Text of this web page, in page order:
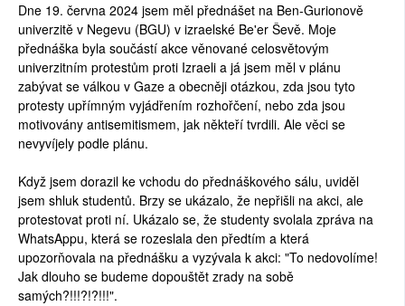
Dne 19. června 2024 jsem měl přednášet na Ben-Gurionově
univerzitě v Negevu (BGU) v izraelské Be'er Ševě. Moje
přednáška byla součástí akce věnované celosvětovým
univerzitním protestům proti Izraeli a já jsem měl v plánu
zabývat se válkou v Gaze a obecněji otázkou, zda jsou tyto
protesty upřímným vyjádřením rozhořčení, nebo zda jsou
motivovány antisemitismem, jak někteří tvrdili. Ale věci se
nevyvíjely podle plánu.
Když jsem dorazil ke vchodu do přednáškového sálu, uviděl
jsem shluk studentů. Brzy se ukázalo, že nepřišli na akci, ale
protestovat proti ní. Ukázalo se, že studenty svolala zpráva na
WhatsAppu, která se rozeslala den předtím a která
upozorňovala na přednášku a vyzývala k akci: "To nedovolíme!
Jak dlouho se budeme dopouštět zrady na sobě
samých?!!!?!?!!!".